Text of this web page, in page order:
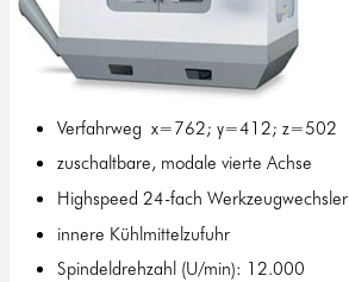
Verfahrweg x=762; y=412; z=502
zuschaltbare, modale vierte Achse
Highspeed 24-fach Werkzeugwechsler
innere Kühlmittelzufuhr
Spindeldrehzahl (U/min): 12.000